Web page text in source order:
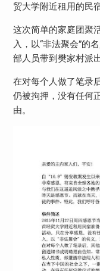
贸大学附近租用的民
这次简单的家庭团聚
入，以“非法聚会”的
部人员带到樊家村派出
在对每个人做了笔录
仍被拘押，没有任何
由。